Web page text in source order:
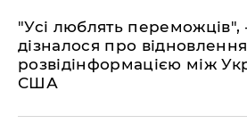
"Усі люблять переможців",
дізналося про
розвідінформацією між
США